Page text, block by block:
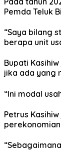
Pemda Teluk
“Saya bilang
berapa unit
Bupati
jika ada yang
“Ini modal
Petrus